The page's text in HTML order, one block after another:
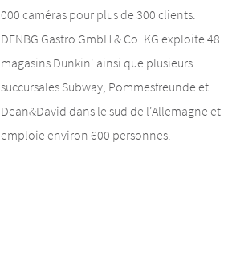
000 caméras pour plus de 300 clients.
DFNBG Gastro GmbH & Co. KG exploite 48
magasins Dunkin' ainsi que plusieurs
succursales Subway, Pommesfreunde et
Dean&David dans le sud de l'Allemagne et
emploie environ 600 personnes.